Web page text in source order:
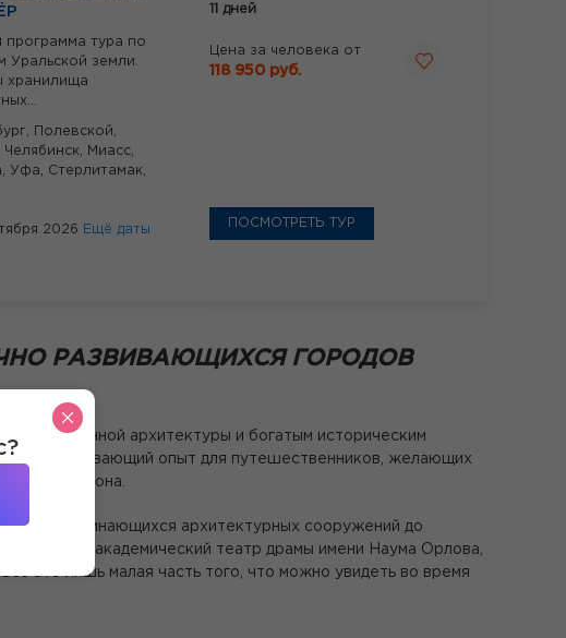
программа тура по
Уральской земли.
хранилища
Полевской,
Челябинск,
Миасс,
Уфа, Стерлитамак,
2026 Ещё даты
11 дней
Цена за человека от
118 950 руб.
ПОСМОТРЕТЬ ТУР
РАЗВИВАЮЩИХСЯ ГОРОДОВ
современной архитектуры и богатым историческим
захватывающий опыт для путешественников, желающих
этого региона.
от запоминающихся архитектурных сооружений до
академический театр драмы имени Наума Орлова,
это лишь малая часть того, что можно увидеть во время